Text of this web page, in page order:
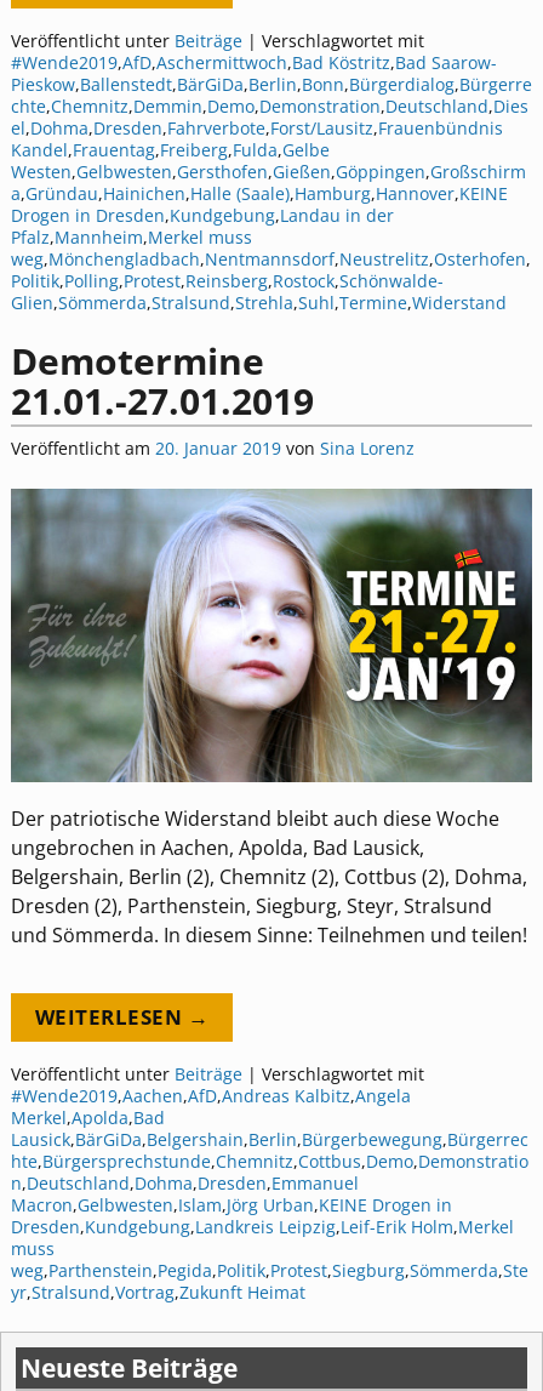
Veröffentlicht unter Beiträge| Verschlagwortet mit
#Wende2019,AfD,Aschermittwoch,Bad Köstritz,Bad Saarow-
Pieskow,Ballenstedt,BärGiDa,Berlin,Bonn,Bürgerdialog,Bürgerre
chte,Chemnitz,Demmin,Demo,Demonstration,Deutschland,Dies
el,Dohma,Dresden,Fahrverbote,Forst/Lausitz,Frauenbündnis
Kandel,Frauentag,Freiberg,Fulda,Gelbe
Westen,Gelbwesten,Gersthofen,Gießen,Göppingen,Großschirm
a,Gründau,Hainichen,Halle (Saale),Hamburg,Hannover,KEINE
Drogen in Dresden,Kundgebung,Landau in der
Pfalz,Mannheim,Merkel muss
weg,Mönchengladbach,Nentmannsdorf,Neustrelitz,Osterhofen,
Politik,Polling,Protest,Reinsberg,Rostock,Schönwalde-
Glien,Sömmerda,Stralsund,Strehla,Suhl,Termine,Widerstand
Demotermine
21.01.-27.01.2019
Veröffentlicht am 20. Januar 2019 von Sina Lorenz
Der patriotische Widerstand bleibt auch diese Woche
ungebrochen in Aachen, Apolda, Bad Lausick,
Belgershain, Berlin (2), Chemnitz (2), Cottbus (2), Dohma,
Dresden (2), Parthenstein, Siegburg, Steyr, Stralsund
und Sömmerda. In diesem Sinne: Teilnehmen und teilen!
WEITERLESEN →
Veröffentlicht unter Beiträge| Verschlagwortet mit
#Wende2019,Aachen,AfD,Andreas Kalbitz,Angela
Merkel,Apolda,Bad
Lausick,BärGiDa,Belgershain,Berlin,Bürgerbewegung,Bürgerrec
hte,Bürgersprechstunde,Chemnitz,Cottbus,Demo,Demonstratio
n,Deutschland,Dohma,Dresden,Emmanuel
Macron,Gelbwesten,Islam,Jörg Urban,KEINE Drogen in
Dresden,Kundgebung,Landkreis Leipzig,Leif-Erik Holm,Merkel
muss
weg,Parthenstein,Pegida,Politik,Protest,Siegburg,Sömmerda,Ste
yr,Stralsund,Vortrag,Zukunft Heimat
Neueste Beiträge